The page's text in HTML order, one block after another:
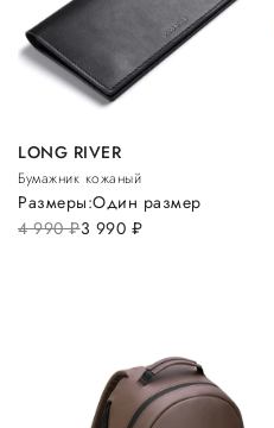
LONG RIVER
Бумажник кожаный
4 990руб.3 990 руб.
Размеры:Один размер